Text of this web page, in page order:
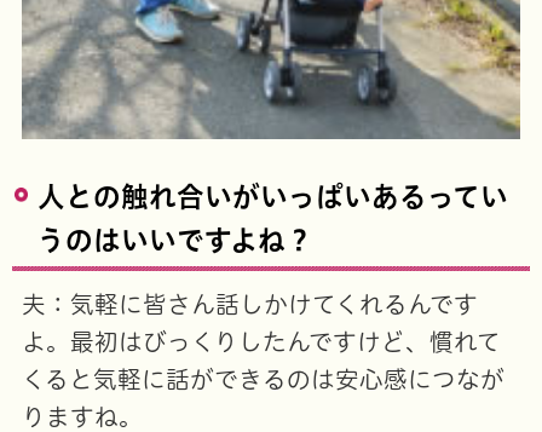
人との触れ合いがいっぱいあるってい
うのはいいですよね？
夫：気軽に皆さん話しかけてくれるんです
よ。最初はびっくりしたんですけど、慣れて
くると気軽に話ができるのは安心感につなが
りますね。